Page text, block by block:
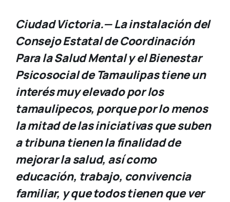
Ciudad Victoria.— La instalación del
Consejo Estatal de Coordinación
Para la Salud Mental y el Bienestar
Psicosocial de Tamaulipas tiene un
interés muy elevado por los
tamaulipecos, porque por lo menos
la mitad de las iniciativas que suben
a tribuna tienen la finalidad de
mejorar la salud, así como
educación, trabajo, convivencia
familiar, y que todos tienen que ver